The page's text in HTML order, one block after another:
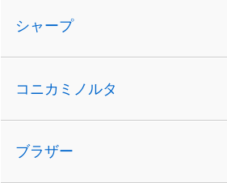
シャープ
コニカミノルタ
ブラザー